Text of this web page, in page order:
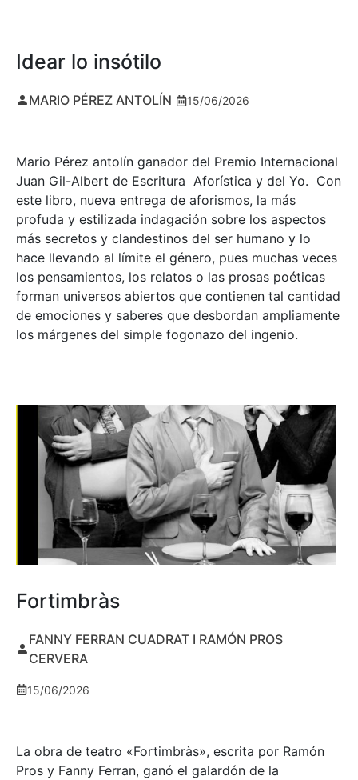
Idear lo insótilo
MARIO PÉREZ ANTOLÍN 15/06/2026
Mario Pérez antolín ganador del Premio Internacional
Juan Gil-Albert de Escritura Aforística y del Yo. Con
este libro, nueva entrega de aforismos, la más
profuda y estilizada indagación sobre los aspectos
más secretos y clandestinos del ser humano y lo
hace llevando al límite el género, pues muchas veces
los pensamientos, los relatos o las prosas poéticas
forman universos abiertos que contienen tal cantidad
de emociones y saberes que desbordan ampliamente
los márgenes del simple fogonazo del ingenio.
Fortimbràs
FANNY FERRAN CUADRAT I RAMÓN PROS
CERVERA
15/06/2026
La obra de teatro «Fortimbràs», escrita por Ramón
Pros y Fanny Ferran, ganó el galardón de la